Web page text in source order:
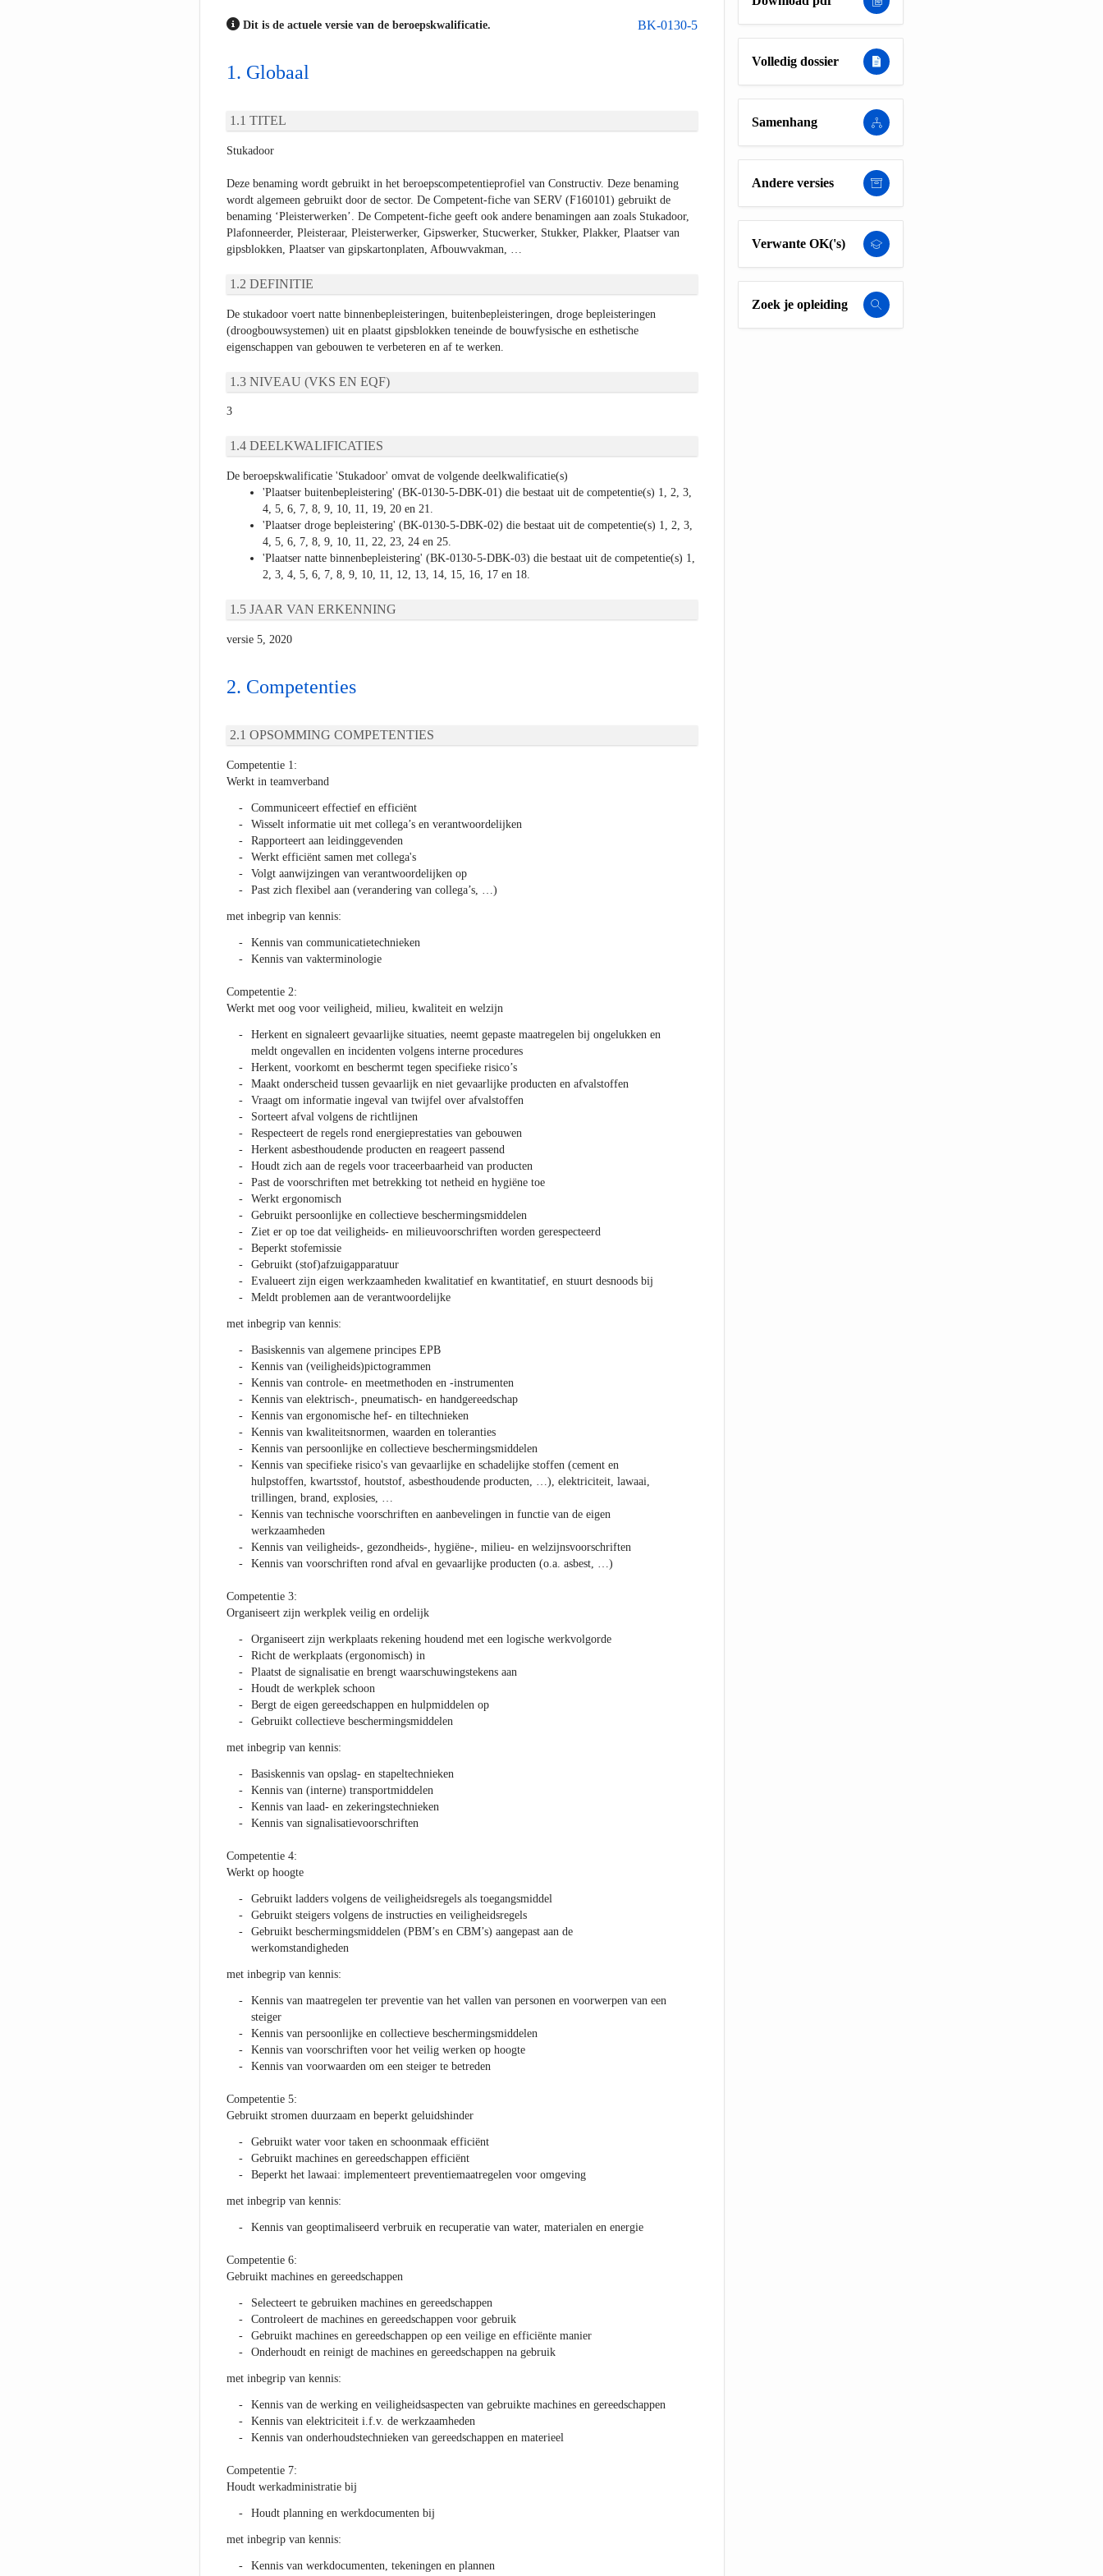
BK-0130-5
Dit is de actuele versie van de beroepskwalificatie.
Globaal
TITEL
Stukadoor
Deze benaming wordt gebruikt in het beroepscompetentieprofiel van Constructiv. Deze benaming
wordt algemeen gebruikt door de sector. De Competent-fiche van SERV (F160101) gebruikt de
benaming ‘Pleisterwerken’. De Competent-fiche geeft ook andere benamingen aan zoals Stukadoor,
Plafonneerder, Pleisteraar, Pleisterwerker, Gipswerker, Stucwerker, Stukker, Plakker, Plaatser van
gipsblokken, Plaatser van gipskartonplaten, Afbouwvakman, …
DEFINITIE
De stukadoor voert natte binnenbepleisteringen, buitenbepleisteringen, droge bepleisteringen
(droogbouwsystemen) uit en plaatst gipsblokken teneinde de bouwfysische en esthetische
eigenschappen van gebouwen te verbeteren en af te werken.
NIVEAU (VKS EN EQF)
3
DEELKWALIFICATIES
De beroepskwalificatie 'Stukadoor' omvat de volgende deelkwalificatie(s)
'Plaatser buitenbepleistering' (BK-0130-5-DBK-01) die bestaat uit de competentie(s) 1, 2, 3,
4, 5, 6, 7, 8, 9, 10, 11, 19, 20 en 21.
'Plaatser droge bepleistering' (BK-0130-5-DBK-02) die bestaat uit de competentie(s) 1, 2, 3,
4, 5, 6, 7, 8, 9, 10, 11, 22, 23, 24 en 25.
'Plaatser natte binnenbepleistering' (BK-0130-5-DBK-03) die bestaat uit de competentie(s) 1,
2, 3, 4, 5, 6, 7, 8, 9, 10, 11, 12, 13, 14, 15, 16, 17 en 18.
JAAR VAN ERKENNING
versie 5, 2020
Competenties
OPSOMMING COMPETENTIES
Competentie 1:
Werkt in teamverband
Communiceert effectief en efficiënt
Wisselt informatie uit met collega’s en verantwoordelijken
Rapporteert aan leidinggevenden
Werkt efficiënt samen met collega's
Volgt aanwijzingen van verantwoordelijken op
Past zich flexibel aan (verandering van collega’s, …)
met inbegrip van kennis:
Kennis van communicatietechnieken
Kennis van vakterminologie
Competentie 2:
Werkt met oog voor veiligheid, milieu, kwaliteit en welzijn
Herkent en signaleert gevaarlijke situaties, neemt gepaste maatregelen bij ongelukken en
meldt ongevallen en incidenten volgens interne procedures
Herkent, voorkomt en beschermt tegen specifieke risico’s
Maakt onderscheid tussen gevaarlijk en niet gevaarlijke producten en afvalstoffen
Vraagt om informatie ingeval van twijfel over afvalstoffen
Sorteert afval volgens de richtlijnen
Respecteert de regels rond energieprestaties van gebouwen
Herkent asbesthoudende producten en reageert passend
Houdt zich aan de regels voor traceerbaarheid van producten
Past de voorschriften met betrekking tot netheid en hygiëne toe
Werkt ergonomisch
Gebruikt persoonlijke en collectieve beschermingsmiddelen
Ziet er op toe dat veiligheids- en milieuvoorschriften worden gerespecteerd
Beperkt stofemissie
Gebruikt (stof)afzuigapparatuur
Evalueert zijn eigen werkzaamheden kwalitatief en kwantitatief, en stuurt desnoods bij
Meldt problemen aan de verantwoordelijke
met inbegrip van kennis:
Basiskennis van algemene principes EPB
Kennis van (veiligheids)pictogrammen
Kennis van controle- en meetmethoden en -instrumenten
Kennis van elektrisch-, pneumatisch- en handgereedschap
Kennis van ergonomische hef- en tiltechnieken
Kennis van kwaliteitsnormen, waarden en toleranties
Kennis van persoonlijke en collectieve beschermingsmiddelen
Kennis van specifieke risico's van gevaarlijke en schadelijke stoffen (cement en
hulpstoffen, kwartsstof, houtstof, asbesthoudende producten, …), elektriciteit, lawaai,
trillingen, brand, explosies, …
Kennis van technische voorschriften en aanbevelingen in functie van de eigen
werkzaamheden
Kennis van veiligheids-, gezondheids-, hygiëne-, milieu- en welzijnsvoorschriften
Kennis van voorschriften rond afval en gevaarlijke producten (o.a. asbest, …)
Competentie 3:
Organiseert zijn werkplek veilig en ordelijk
Organiseert zijn werkplaats rekening houdend met een logische werkvolgorde
Richt de werkplaats (ergonomisch) in
Plaatst de signalisatie en brengt waarschuwingstekens aan
Houdt de werkplek schoon
Bergt de eigen gereedschappen en hulpmiddelen op
Gebruikt collectieve beschermingsmiddelen
met inbegrip van kennis:
Basiskennis van opslag- en stapeltechnieken
Kennis van (interne) transportmiddelen
Kennis van laad- en zekeringstechnieken
Kennis van signalisatievoorschriften
Competentie 4:
Werkt op hoogte
Gebruikt ladders volgens de veiligheidsregels als toegangsmiddel
Gebruikt steigers volgens de instructies en veiligheidsregels
Gebruikt beschermingsmiddelen (PBM’s en CBM’s) aangepast aan de
werkomstandigheden
met inbegrip van kennis:
Kennis van maatregelen ter preventie van het vallen van personen en voorwerpen van een
steiger
Kennis van persoonlijke en collectieve beschermingsmiddelen
Kennis van voorschriften voor het veilig werken op hoogte
Kennis van voorwaarden om een steiger te betreden
Competentie 5:
Gebruikt stromen duurzaam en beperkt geluidshinder
Gebruikt water voor taken en schoonmaak efficiënt
Gebruikt machines en gereedschappen efficiënt
Beperkt het lawaai: implementeert preventiemaatregelen voor omgeving
met inbegrip van kennis:
Kennis van geoptimaliseerd verbruik en recuperatie van water, materialen en energie
Competentie 6:
Gebruikt machines en gereedschappen
Selecteert te gebruiken machines en gereedschappen
Controleert de machines en gereedschappen voor gebruik
Gebruikt machines en gereedschappen op een veilige en efficiënte manier
Onderhoudt en reinigt de machines en gereedschappen na gebruik
met inbegrip van kennis:
Kennis van de werking en veiligheidsaspecten van gebruikte machines en gereedschappen
Kennis van elektriciteit i.f.v. de werkzaamheden
Kennis van onderhoudstechnieken van gereedschappen en materieel
Competentie 7:
Houdt werkadministratie bij
Houdt planning en werkdocumenten bij
met inbegrip van kennis:
Kennis van werkdocumenten, tekeningen en plannen
Volledig dossier
Samenhang
Andere versies
Verwante OK('s)
Zoek je opleiding